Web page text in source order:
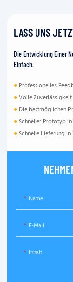
LASS UNS
Die Entwicklung Einer
Einfach.
● Professionelles
●Volle Zuverlässigkeit
● Die bestmöglichen
● Schneller Prototyp in
● Schnelle Lieferung in
Name
E-Mail
Inhalt